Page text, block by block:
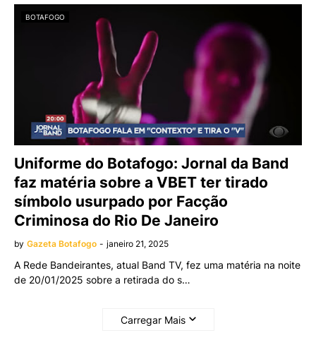
BOTAFOGO
Uniforme do Botafogo: Jornal da Band
faz matéria sobre a VBET ter tirado
símbolo usurpado por Facção
Criminosa do Rio De Janeiro
by Gazeta Botafogo - janeiro 21, 2025
A Rede Bandeirantes, atual Band TV, fez uma matéria na noite
de 20/01/2025 sobre a retirada do s…
Carregar Mais